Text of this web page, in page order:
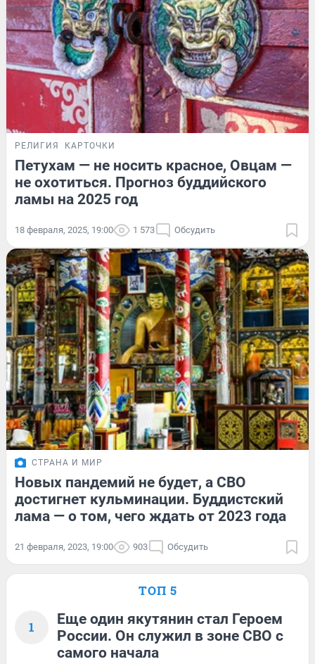
РЕЛИГИЯ КАРТОЧКИ
Петухам — не носить красное, Овцам —
не охотиться. Прогноз буддийского
ламы на 2025 год
18 февраля, 2025, 19:00 1 573 Обсудить
СТРАНА И МИР
Новых пандемий не будет, а СВО
достигнет кульминации. Буддистский
лама — о том, чего ждать от 2023 года
21 февраля, 2023, 19:00 903 Обсудить
ТОП 5
1
Еще один якутянин стал Героем
России. Он служил в зоне СВО с
самого начала